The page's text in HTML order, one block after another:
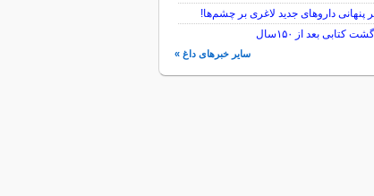
پنهانی داروهای جدید لاغری بر چشم‌ها!
کتابی بعد از ۱۵۰سال
سایر خبرهای داغ »